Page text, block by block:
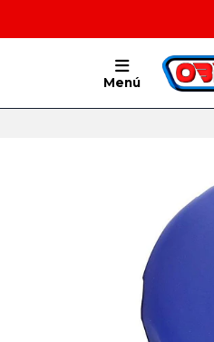
Menú